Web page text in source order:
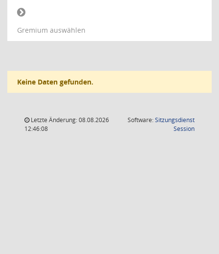
Gremium auswählen
Keine Daten gefunden.
Letzte Änderung: 08.08.2026
12:46:08
Software:Sitzungsdienst
Session(Wird in